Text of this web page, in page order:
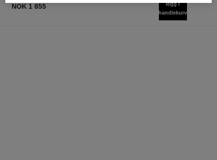
NOK 1 855
legg i
handlekurv